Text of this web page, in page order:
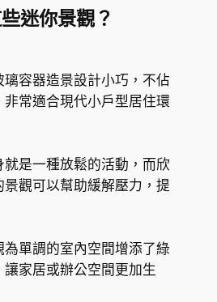
迷你景觀？
璃容器造景設計小巧，不佔
非常適合現代小戶型居住環
就是一種放鬆的活動，而欣
景觀可以幫助緩解壓力，提
為單調的室內空間增添了綠
讓家居或辦公空間更加生